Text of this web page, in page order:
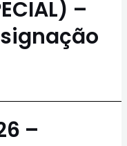
–
–